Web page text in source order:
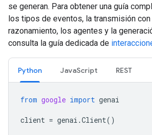
se generan. Para obtener una guía
los tipos de eventos, la transmisión
razonamiento, los agentes y la
consulta la guía dedicada de
Python JavaScript REST
from google import genai
client = genai .Client()